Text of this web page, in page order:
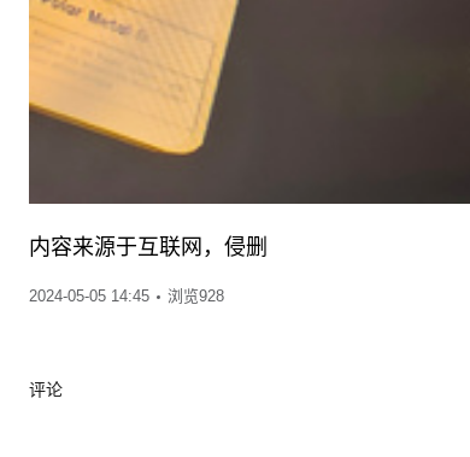
内容来源于互联网，侵删
2024-05-05 14:45 浏览928
评论